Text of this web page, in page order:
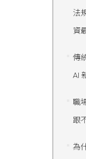
法
資
傳
AI
職
跟
為